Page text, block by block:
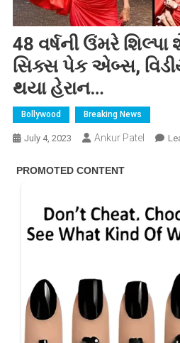
48 વર્ષની ઉંમરે શિલ્પા
સિક્સ પેક એબ્સ,
થયા હેરાન…
Bollywood Breaking News
July 4, 2023 Ankur Patel